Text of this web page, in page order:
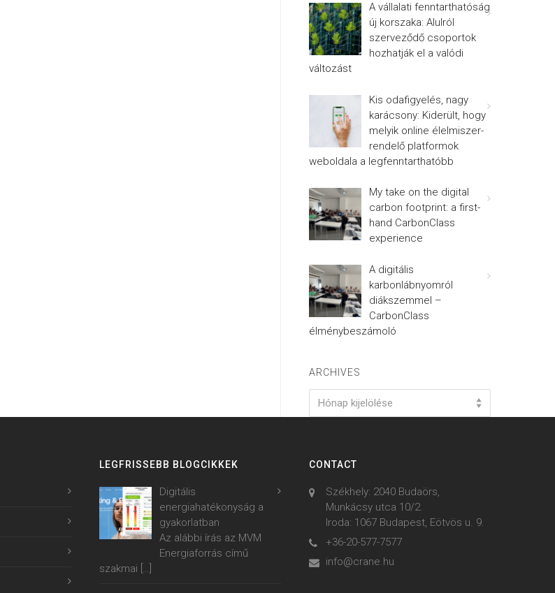
A vállalati fenntarthatóság
új korszaka: Alulról
szerveződő csoportok
hozhatják el a valódi
változást
Kis odafigyelés, nagy
karácsony: Kiderült, hogy
melyik online élelmiszer-
rendelő platformok
weboldala a legfenntarthatóbb
My take on the digital
carbon footprint: a first-
hand CarbonClass
experience
A digitális
karbonlábnyomról
diákszemmel –
CarbonClass
élménybeszámoló
ARCHIVES
Hónap kijelölése
LEGFRISSEBB BLOGCIKKEK
Digitális
energiahatékonyság a
gyakorlatban
Az alábbi írás az MVM
Energiaforrás című
szakmai
CONTACT
Székhely: 2040 Budaörs,
Munkácsy utca 10/2.
Iroda: 1067 Budapest, Eötvös u. 9.
+36-20-577-7577
info@crane.hu